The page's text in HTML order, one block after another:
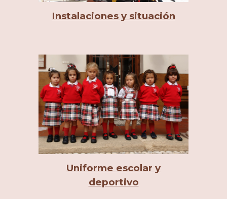
Instalaciones y situación
Uniforme escolar y
deportivo